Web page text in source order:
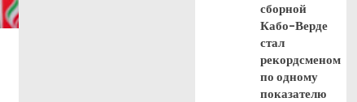
сборной
Кабо-Верде
стал
рекордсменом
по одному
показателю